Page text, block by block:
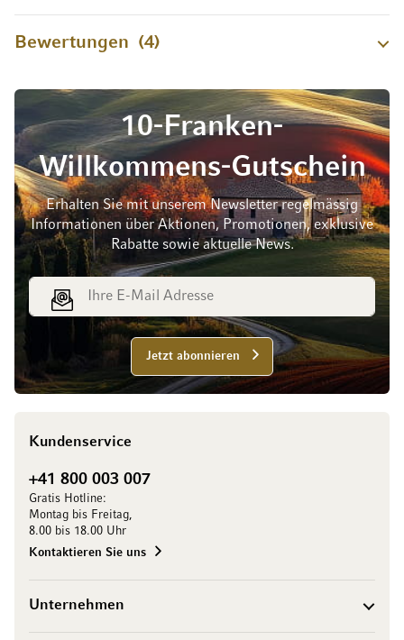
Bewertungen 4
10-Franken-
Willkommens-Gutschein
Erhalten Sie mit unserem Newsletter regelmässig
Informationen über Aktionen, Promotionen, exklusive
Rabatte sowie aktuelle News.
E-Mail Adresse
Jetzt abonnieren
Kundenservice
+41 800 003 007
Gratis Hotline:
Montag bis Freitag,
8.00 bis 18.00 Uhr
Kontaktieren Sie uns
Unternehmen